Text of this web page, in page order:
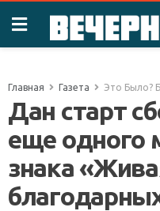
Главная Газета Это Было?
Дан старт
еще одного
знака